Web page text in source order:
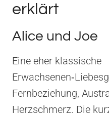
erklärt
Alice und Joe
Eine eher klassische
Fernbeziehung,
Herzschmerz. Die